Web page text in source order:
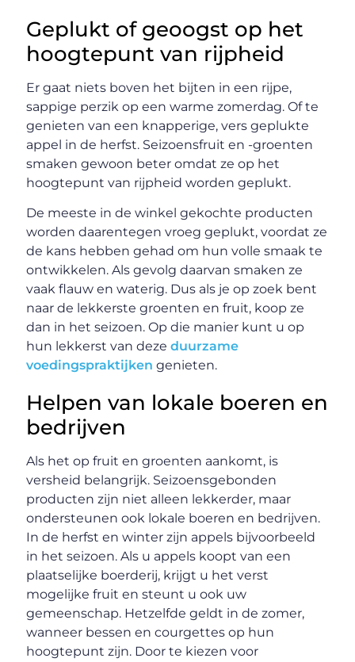
Geplukt of geoogst op het
hoogtepunt van rijpheid
Er gaat niets boven het bijten in een rijpe,
sappige perzik op een warme zomerdag. Of te
genieten van een knapperige, vers geplukte
appel in de herfst. Seizoensfruit en -groenten
smaken gewoon beter omdat ze op het
hoogtepunt van rijpheid worden geplukt.
De meeste in de winkel gekochte producten
worden daarentegen vroeg geplukt, voordat ze
de kans hebben gehad om hun volle smaak te
ontwikkelen. Als gevolg daarvan smaken ze
vaak flauw en waterig. Dus als je op zoek bent
naar de lekkerste groenten en fruit, koop ze
dan in het seizoen. Op die manier kunt u op
hun lekkerst van dezeduurzame
voedingspraktijken genieten.
Helpen van lokale boeren en
bedrijven
Als het op fruit en groenten aankomt, is
versheid belangrijk. Seizoensgebonden
producten zijn niet alleen lekkerder, maar
ondersteunen ook lokale boeren en bedrijven.
In de herfst en winter zijn appels bijvoorbeeld
in het seizoen. Als u appels koopt van een
plaatselijke boerderij, krijgt u het verst
mogelijke fruit en steunt u ook uw
gemeenschap. Hetzelfde geldt in de zomer,
wanneer bessen en courgettes op hun
hoogtepunt zijn. Door te kiezen voor